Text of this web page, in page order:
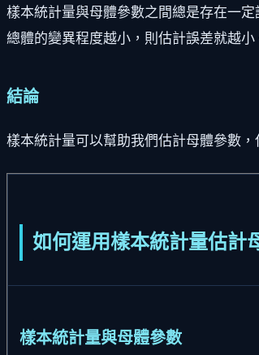
樣本統計量與母體參數之間總是存在一
總體的變異程度越小，則估計誤差就越小
結論
樣本統計量可以幫助我們估計母體參數
如何運用樣本統計量估計
樣本統計量與母體參數